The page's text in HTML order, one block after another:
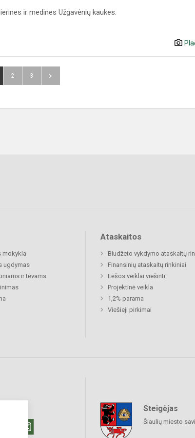
ir medines Užgavėnių kaukes.
2 3
mokykla
ugdymas
ir tėvams
Ataskaitos
Biudžeto vykdymo ataskaitų
Finansinių ataskaitų rinkiniai
Lėšos veiklai viešinti
Projektinė veikla
1,2% parama
Viešieji pirkimai
Steigėjas
Šiaulių miesto